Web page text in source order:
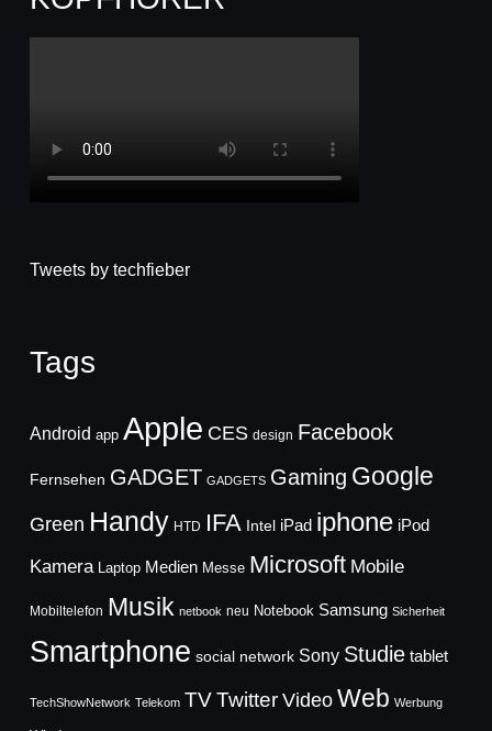
Tweets by techfieber
Tags
Android app Apple CES design Facebook
Fernsehen GADGET GADGETS Gaming Google
Green Handy HTD IFA Intel iPad iphone iPod
Kamera Laptop Medien Messe Microsoft Mobile
Mobiltelefon Musik netbook neu Notebook Samsung Sicherheit
Smartphone social network Sony Studie tablet
TechShowNetwork Telekom TVTwitter Video Web Werbung